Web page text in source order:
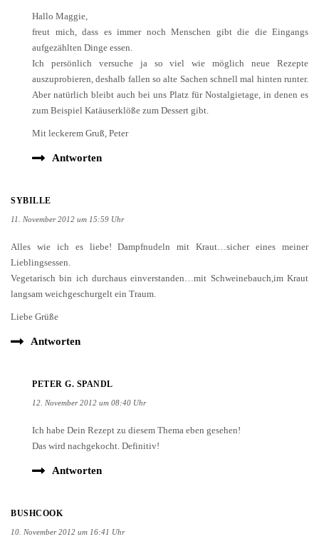
Hallo Maggie,
freut mich, dass es immer noch Menschen gibt die die Eingangs
aufgezählten Dinge essen.
Ich persönlich versuche ja so viel wie möglich neue Rezepte
auszuprobieren, deshalb fallen so alte Sachen schnell mal hinten runter.
Aber natürlich bleibt auch bei uns Platz für Nostalgietage, in denen es
zum Beispiel Katäuserklöße zum Dessert gibt.
Mit leckerem Gruß, Peter
Antworten
SYBILLE
11. November 2012 um 15:59 Uhr
Alles wie ich es liebe! Dampfnudeln mit Kraut…sicher eines meiner
Lieblingsessen.
Vegetarisch bin ich durchaus einverstanden…mit Schweinebauch,im Kraut
langsam weichgeschurgelt ein Traum.
Liebe Grüße
Antworten
PETER G. SPANDL
12. November 2012 um 08:40 Uhr
Ich habe Dein Rezept zu diesem Thema eben gesehen!
Das wird nachgekocht. Definitiv!
Antworten
BUSHCOOK
10. November 2012 um 16:41 Uhr